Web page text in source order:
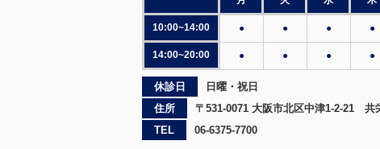
10:00~14:00 ● ● ● ●
14:00~20:00 ● ● ● ●
休診日
日曜・祝日
住所
〒531-0071 大阪市北区中津1-2-21 共
TEL
06-6375-7700